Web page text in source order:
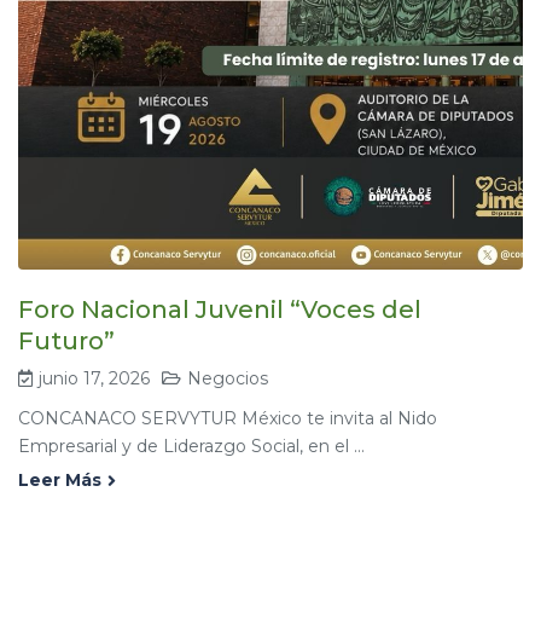
Foro Nacional Juvenil “Voces del
Futuro”
junio 17, 2026
Negocios
CONCANACO SERVYTUR México te invita al Nido
Empresarial y de Liderazgo Social, en el ...
Leer Más